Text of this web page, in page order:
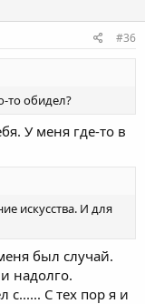
#36
то обидел?
У меня где-то в
искусства. И для
был случай.
надолго.
с...... С тех пор я и